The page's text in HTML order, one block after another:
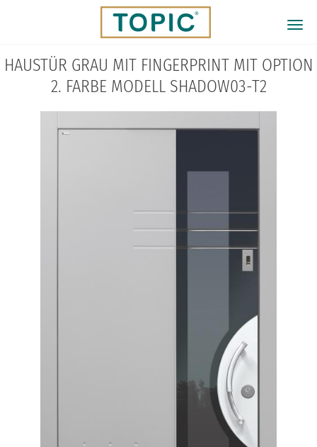
HAUSTÜR GRAU MIT FINGERPRINT MIT OPTION
2. FARBE MODELL SHADOW03-T2